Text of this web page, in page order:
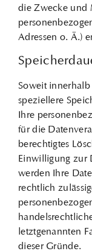
die Zwecke und
Adressen o. Ä.)
Soweit
speziellere
Ihre
für die
berechtigtes
Einwilligung zur
werden Ihre
rechtlich
letztgenannten
dieser Gründe.